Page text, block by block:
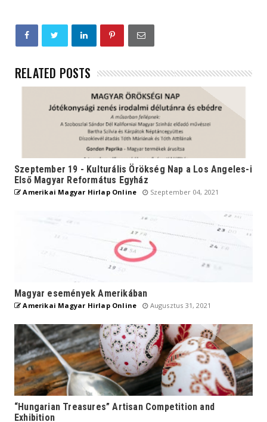
RELATED POSTS
Szeptember 19 - Kulturális Örökség Nap a Los Angeles-i
Első Magyar Református Egyház
Amerikai Magyar Hirlap Online Szeptember 04, 2021
Magyar események Amerikában
Amerikai Magyar Hirlap Online Augusztus 31, 2021
“Hungarian Treasures” Artisan Competition and
Exhibition